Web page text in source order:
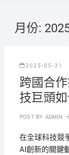
月份:
2025-05-31
跨國合
技巨頭
POST BY ADMIN
在全球科技競
AI創新的關鍵